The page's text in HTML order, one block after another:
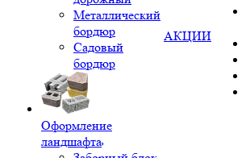
Металлический
бордюр
Садовый
бордюр
Оформление
ландшафта
АКЦИИ